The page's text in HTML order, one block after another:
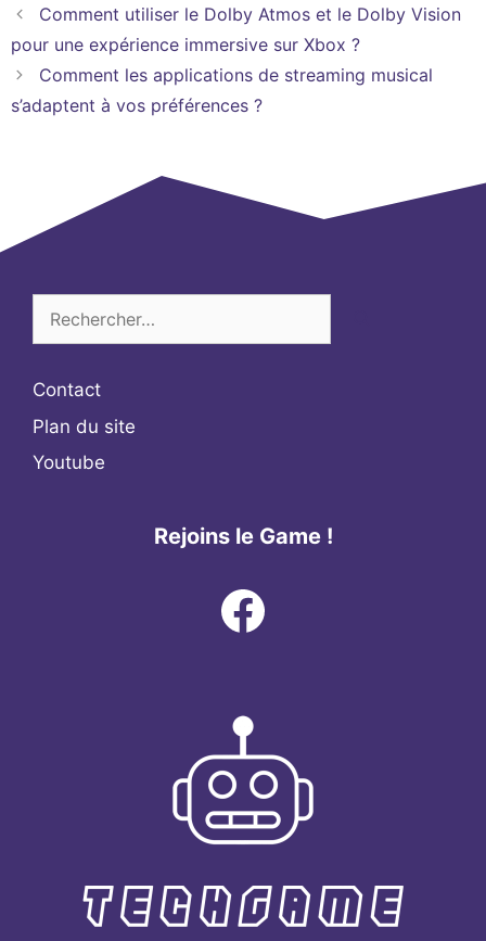
Comment utiliser le Dolby Atmos et le Dolby Vision
pour une expérience immersive sur Xbox ?
Comment les applications de streaming musical
s’adaptent à vos préférences ?
Contact
Plan du site
Youtube
Rejoins le Game !
Facebook